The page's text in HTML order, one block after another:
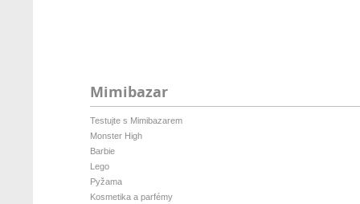
Mimibazar
Testujte s Mimibazarem
Monster High
Barbie
Lego
Pyžama
Kosmetika a parfémy